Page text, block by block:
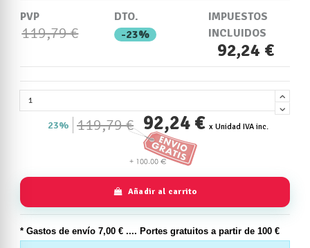
PVP
119,79 €
DTO.
-23%
IMPUESTOS
INCLUIDOS
92,24 €
23% 119,79 € 92,24 € x Unidad IVA inc.
Añadir al carrito
* Gastos de envío 7,00 € .... Portes gratuitos a partir de 100 €